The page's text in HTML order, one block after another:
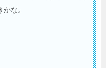
かな。